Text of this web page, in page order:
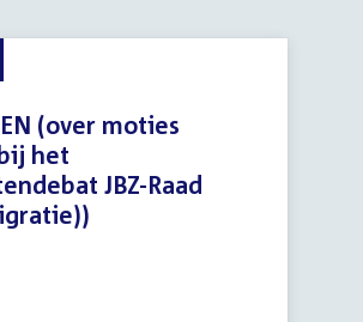
(over moties
het
JBZ-Raad